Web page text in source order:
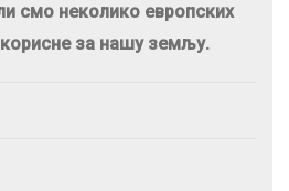
смо неколико европских
корисне за нашу земљу.